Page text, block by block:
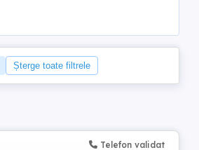
Șterge toate filtrele
Telefon validat